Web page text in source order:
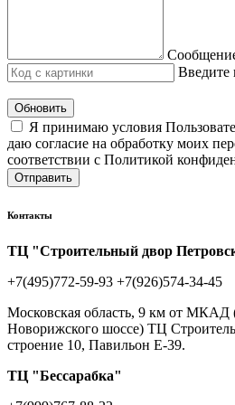
Введите
Обновить
Я принимаю условия
даю согласие на обработку моих
соответствии с Политикой
Отправить
Контакты
ТЦ "Строительный двор
+7(495)772-59-93 +7(926)574-34-45
Московская область, 9 км от МКАД
Новорижского шоссе) ТЦ
строение 10, Павильон Е-39.
ТЦ "Бессарабка"